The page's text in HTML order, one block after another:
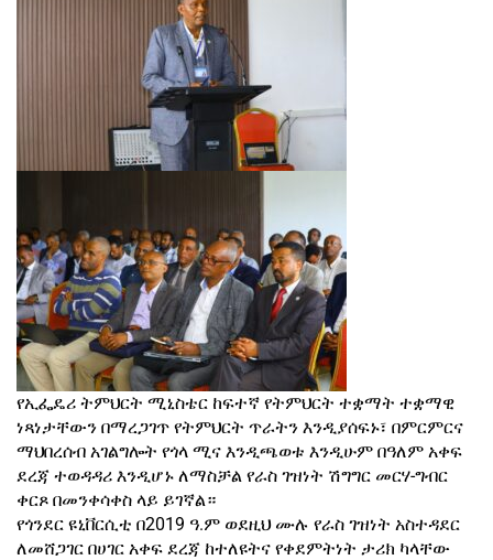
የኢፌዴሪ ትምህርት ሚኒስቴር ከፍተኛ የትምህርት ተቋማት ተቋማዊ
ነጻነታቸውን በማረጋገጥ የትምህርት ጥራትን እንዲያሰፍኑ፣ በምርምርና
ማህበረሰብ አገልግሎት የጎላ ሚና እንዲጫወቱ እንዲሁም በዓለም አቀፍ
ደረጃ ተወዳዳሪ እንዲሆኑ ለማስቻል የራስ ገዝነት ሽግግር መርሃ-ግብር
ቀርጾ በመንቀሳቀስ ላይ ይገኛል።
የጎንደር ዩኒቨርሲቲ በ2019 ዓ.ም ወደዚህ ሙሉ የራስ ገዝነት አስተዳደር
ለመሸጋገር በሀገር አቀፍ ደረጃ ከተለዩትና የቀደምትነት ታሪክ ካላቸው